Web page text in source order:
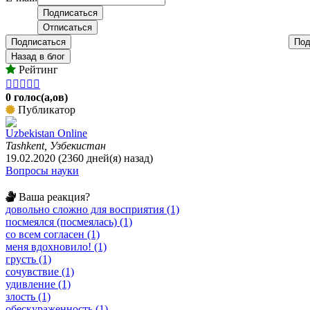
Подписаться
Назад в блог
Рейтинг
    
0 голос(а,ов)
Публикатор
Uzbekistan Online
Tashkent, Узбекистан
19.02.2020 (2360 дней(я) назад)
Вопросы науки
Ваша реакция?
довольно сложно для восприятия (1)
посмеялся (посмеялась) (1)
со всем согласен (1)
меня вдохновило! (1)
грусть (1)
сочувствие (1)
удивление (1)
злость (1)